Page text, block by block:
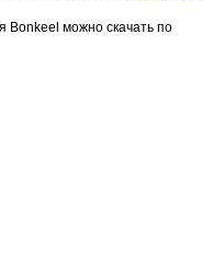
Bonkeel можно скачать по